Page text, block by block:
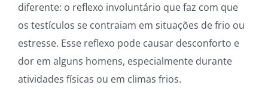
diferente: o reflexo involuntário que faz com que
os testículos se contraiam em situações de frio ou
estresse. Esse reflexo pode causar desconforto e
dor em alguns homens, especialmente durante
atividades físicas ou em climas frios.